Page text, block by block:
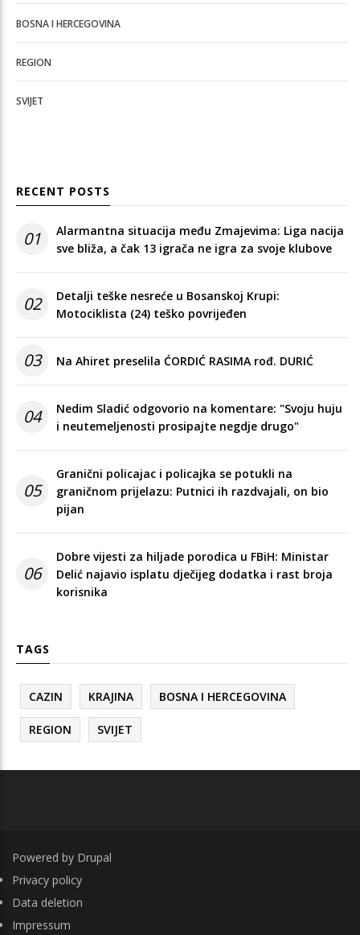
BOSNA I HERCEGOVINA
REGION
SVIJET
RECENT POSTS
01
Alarmantna situacija među Zmajevima: Liga nacija
sve bliža, a čak 13 igrača ne igra za svoje klubove
02
Detalji teške nesreće u Bosanskoj Krupi:
Motociklista (24) teško povrijeđen
03 Na Ahiret preselila ĆORDIĆ RASIMA rođ. DURIĆ
04
Nedim Sladić odgovorio na komentare: "Svoju huju
i neutemeljenosti prosipajte negdje drugo"
05
Granični policajac i policajka se potukli na
graničnom prijelazu: Putnici ih razdvajali, on bio
pijan
06
Dobre vijesti za hiljade porodica u FBiH: Ministar
Delić najavio isplatu dječijeg dodatka i rast broja
korisnika
TAGS
CAZIN KRAJINA BOSNA I HERCEGOVINA
REGION SVIJET
Powered by Drupal
FOOTER
Privacy policy
Data deletion
Impressum